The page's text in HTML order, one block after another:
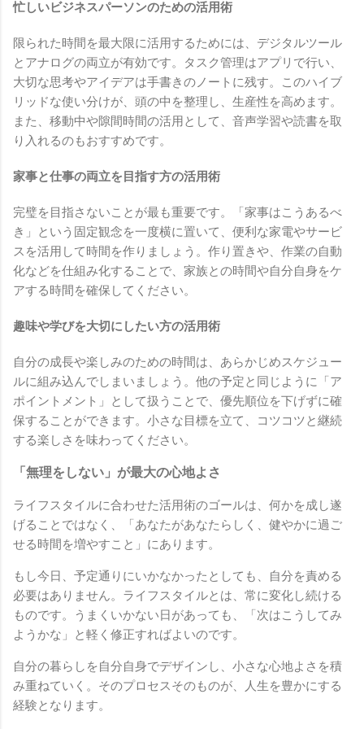
忙しいビジネスパーソンのための活用術
限られた時間を最大限に活用するためには、デジタルツール
とアナログの両立が有効です。タスク管理はアプリで行い、
大切な思考やアイデアは手書きのノートに残す。このハイブ
リッドな使い分けが、頭の中を整理し、生産性を高めます。
また、移動中や隙間時間の活用として、音声学習や読書を取
り入れるのもおすすめです。
家事と仕事の両立を目指す方の活用術
完璧を目指さないことが最も重要です。「家事はこうあるべ
き」という固定観念を一度横に置いて、便利な家電やサービ
スを活用して時間を作りましょう。作り置きや、作業の自動
化などを仕組み化することで、家族との時間や自分自身をケ
アする時間を確保してください。
趣味や学びを大切にしたい方の活用術
自分の成長や楽しみのための時間は、あらかじめスケジュー
ルに組み込んでしまいましょう。他の予定と同じように「ア
ポイントメント」として扱うことで、優先順位を下げずに確
保することができます。小さな目標を立て、コツコツと継続
する楽しさを味わってください。
「無理をしない」が最大の心地よさ
ライフスタイルに合わせた活用術のゴールは、何かを成し遂
げることではなく、「あなたがあなたらしく、健やかに過ご
せる時間を増やすこと」にあります。
もし今日、予定通りにいかなかったとしても、自分を責める
必要はありません。ライフスタイルとは、常に変化し続ける
ものです。うまくいかない日があっても、「次はこうしてみ
ようかな」と軽く修正すればよいのです。
自分の暮らしを自分自身でデザインし、小さな心地よさを積
み重ねていく。そのプロセスそのものが、人生を豊かにする
経験となります。